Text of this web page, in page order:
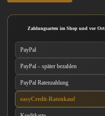
Zahlungsarten im Shop und vor Ort
PayPal
PayPal – später bezahlen
PayPal Ratenzahlung
easyCredit-Ratenkauf